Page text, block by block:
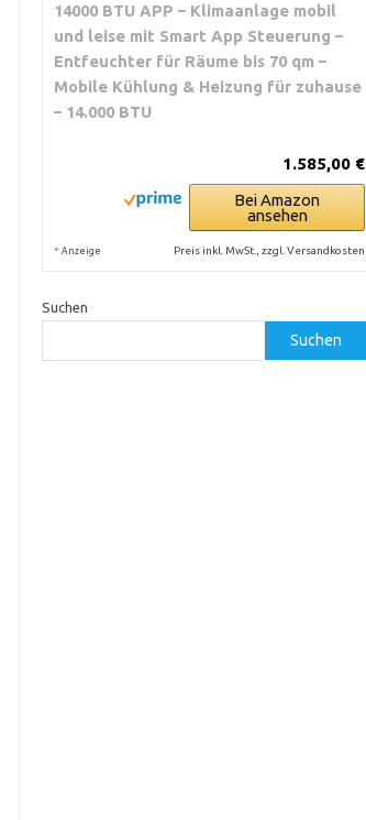
14000 BTU APP – Klimaanlage mobil
und leise mit Smart App Steuerung –
Entfeuchter für Räume bis 70 qm –
Mobile Kühlung & Heizung für zuhause
– 14.000 BTU
1.585,00 €
Bei Amazon
ansehen
* Anzeige Preis inkl. MwSt., zzgl. Versandkosten
Suchen
Suchen